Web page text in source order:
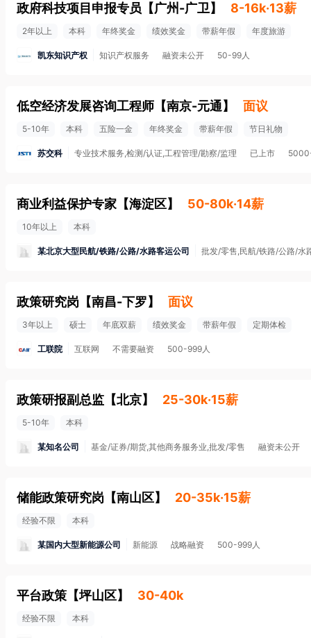
政府科技项目申报专员 【广州-广卫 】 8-16k·13薪
2年以上 本科 年终奖金 绩效奖金 带薪年假 年度旅游
凯东知识产权 知识产权服务 融资未公开 50-99人
低空经济发展咨询工程师 【南京-元通】 面议
5-10年 本科 五险一金 年终奖金 带薪年假 节日礼物
苏交科 专业技术服务,检测/认证,工程管理/勘察/监理 已上市
商业利益保护专家 【海淀区】 50-80k·14薪
10年以上 本科
某北京大型民航/铁路/公路/水路客运公司 批发/零售,民航/铁路/公路/水
政策研究岗 【南昌-下罗】 面议
3年以上 硕士 年底双薪 绩效奖金 带薪年假 定期体检
工联院 互联网 不需要融资 500-999人
政策研报副总监 【北京】 25-30k·15薪
5-10年 本科
某知名公司 基金/证券/期货,其他商务服务业,批发/零售 融资未公开
储能政策研究岗 【南山区】 20-35k·15薪
经验不限 本科
某国内大型新能源公司 新能源 战略融资 500-999人
平台政策 【坪山区】 30-40k
经验不限 本科